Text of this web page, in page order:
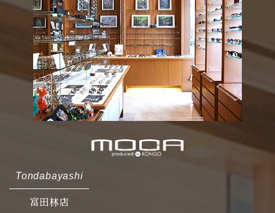
Tondabayashi
富田林店